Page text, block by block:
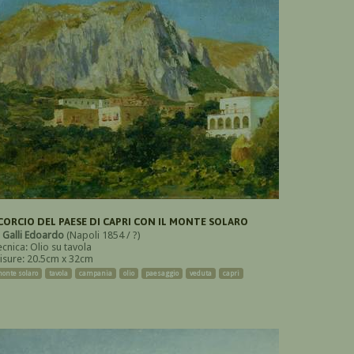
DEL PAESE DI CAPRI CON IL MONTE SOLARO
Galli Edoardo (Napoli 1854 / ?)
Olio su tavola
20.5cm x 32cm
solaro tavola campania olio paesaggio veduta capri